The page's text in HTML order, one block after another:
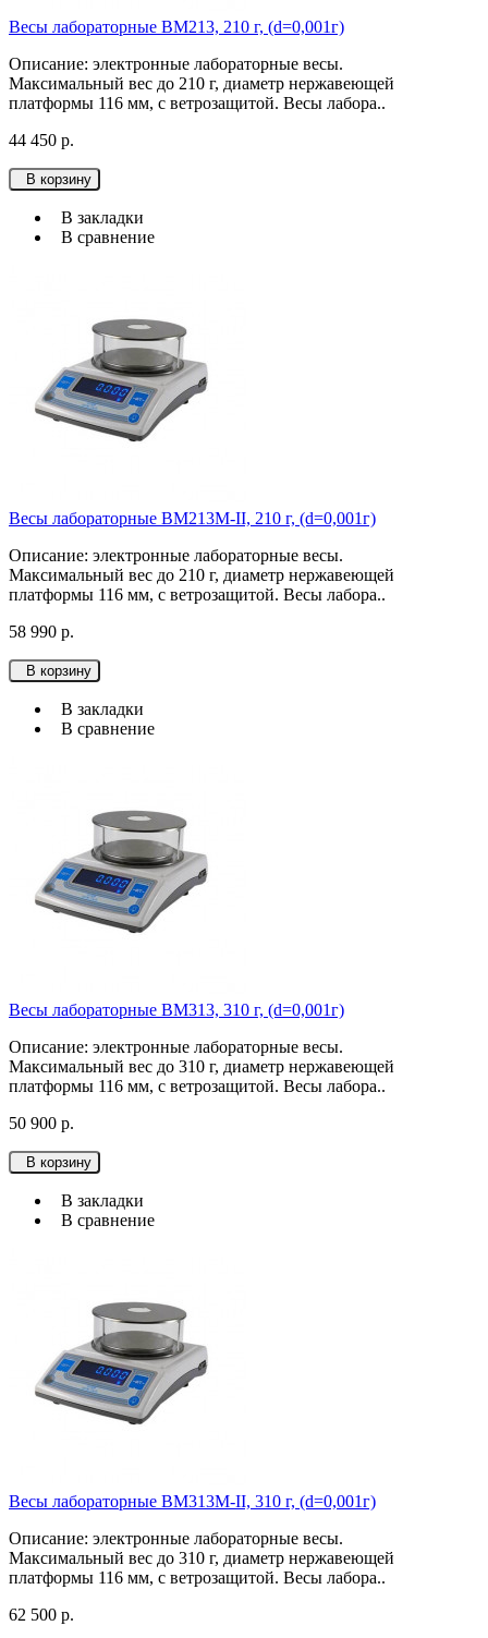
Весы лабораторные ВМ213, 210 г, (d=0,001г)
Описание: электронные лабораторные весы.
Максимальный вес до 210 г, диаметр нержавеющей
платформы 116 мм, с ветрозащитой. Весы лабора..
44 450 р.
В корзину
В закладки
В сравнение
Весы лабораторные ВМ213М-II, 210 г, (d=0,001г)
Описание: электронные лабораторные весы.
Максимальный вес до 210 г, диаметр нержавеющей
платформы 116 мм, с ветрозащитой. Весы лабора..
58 990 р.
В корзину
В закладки
В сравнение
Весы лабораторные ВМ313, 310 г, (d=0,001г)
Описание: электронные лабораторные весы.
Максимальный вес до 310 г, диаметр нержавеющей
платформы 116 мм, с ветрозащитой. Весы лабора..
50 900 р.
В корзину
В закладки
В сравнение
Весы лабораторные ВМ313М-II, 310 г, (d=0,001г)
Описание: электронные лабораторные весы.
Максимальный вес до 310 г, диаметр нержавеющей
платформы 116 мм, с ветрозащитой. Весы лабора..
62 500 р.